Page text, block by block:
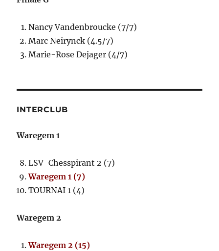
Nancy Vandenbroucke (7/7)
Marc Neirynck (4.5/7)
Marie-Rose Dejager (4/7)
INTERCLUB
Waregem 1
LSV-Chesspirant 2 (7)
Waregem 1 (7)
TOURNAI 1 (4)
Waregem 2
Waregem 2 (15)